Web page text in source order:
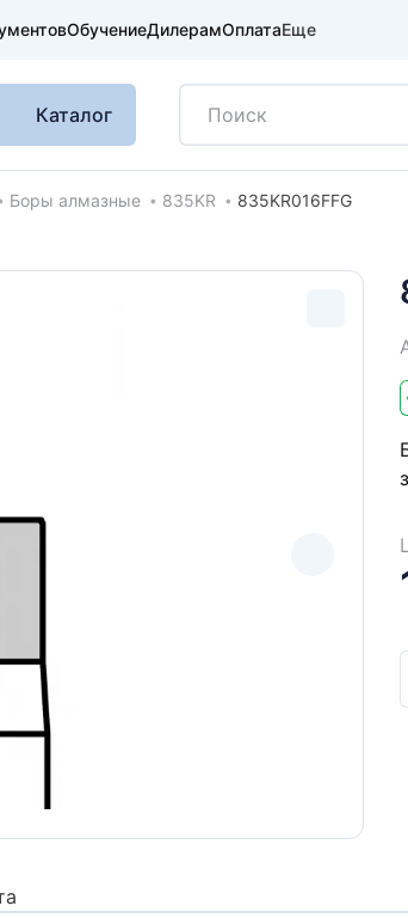
ОбучениеДилерамОплатаЕще
Каталог
Боры алмазные 835KR 835KR016FFG